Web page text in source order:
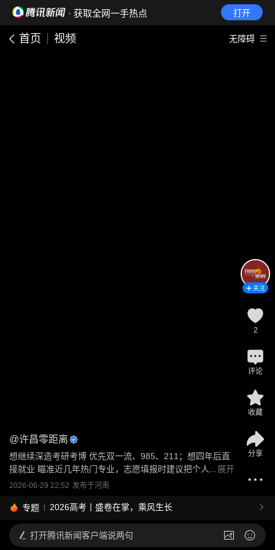
· 获取全网一手热点 打开
首页 视频 无障碍
@许昌零距离
想继续深造考研考博 优先双一流、985、211；想四年后直
接就业 瞄准近几年热门专业，志愿填报时建议把个人...
展开
2026-06-29 22:52 发布于河南
专题 2026高考丨盛卷在掌，乘风生长
关注
2
评论
收藏
分享
打开腾讯新闻客户端说两句